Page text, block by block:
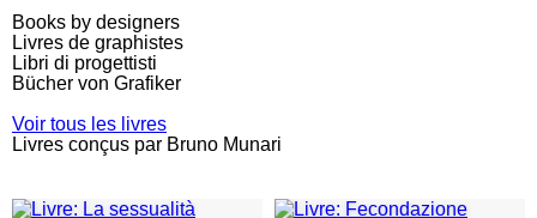
Books by designers
Livres de graphistes
Libri di progettisti
Bücher von Grafiker
Voir tous les livres
Livres conçus par Bruno Munari